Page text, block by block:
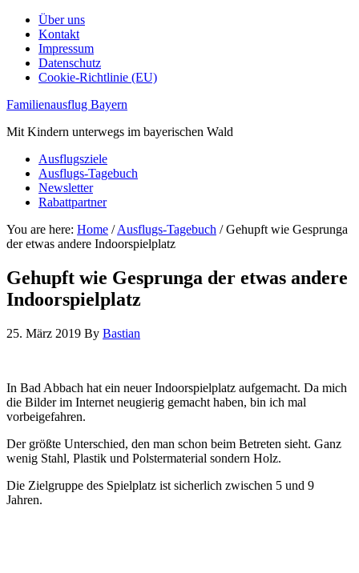
Über uns
Kontakt
Impressum
Datenschutz
Cookie-Richtlinie (EU)
Familienausflug Bayern
Mit Kindern unterwegs im bayerischen Wald
Ausflugsziele
Ausflugs-Tagebuch
Newsletter
Rabattpartner
You are here: Home / Ausflugs-Tagebuch /Gehupft wie Gesprunga
der etwas andere Indoorspielplatz
Gehupft wie Gesprunga der etwas andere
Indoorspielplatz
25. März 2019 By Bastian
In Bad Abbach hat ein neuer Indoorspielplatz aufgemacht. Da mich
die Bilder im Internet neugierig gemacht haben, bin ich mal
vorbeigefahren.
Der größte Unterschied, den man schon beim Betreten sieht. Ganz
wenig Stahl, Plastik und Polstermaterial sondern Holz.
Die Zielgruppe des Spielplatz ist sicherlich zwischen 5 und 9
Jahren.